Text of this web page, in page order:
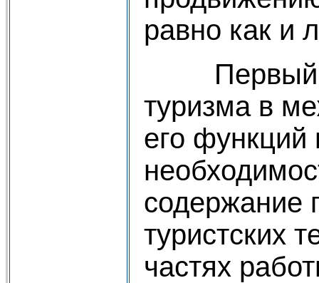
равно как и
Первый
туризма в
его функций
содержание
туристских
частях